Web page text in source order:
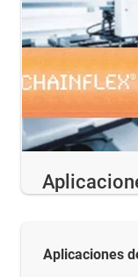
Aplicaciones